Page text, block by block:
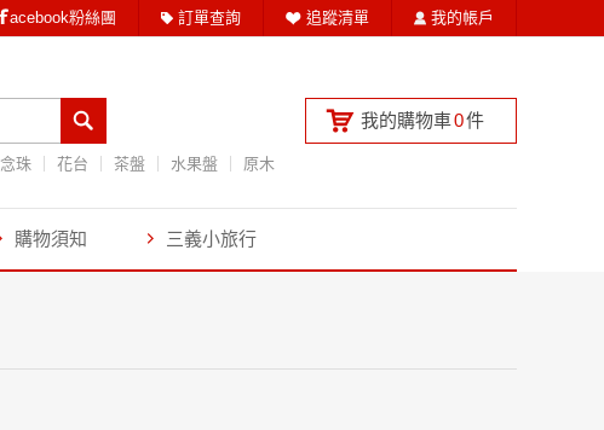
acebook粉絲團 訂單查詢 追蹤清單 我的帳戶
念珠 花台 茶盤 水果盤 原木
我的購物車0件
購物須知 三義小旅行